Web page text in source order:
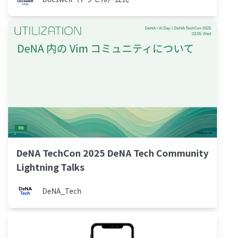
DeNA TechCon 2025 DeNA Tech Community
Lightning Talks
DeNA_Tech